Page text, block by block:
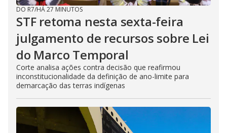
DO R7/HÁ 27 MINUTOS
STF retoma nesta sexta-feira
julgamento de recursos sobre Lei
do Marco Temporal
Corte analisa ações contra decisão que reafirmou
inconstitucionalidade da definição de ano-limite para
demarcação das terras indígenas